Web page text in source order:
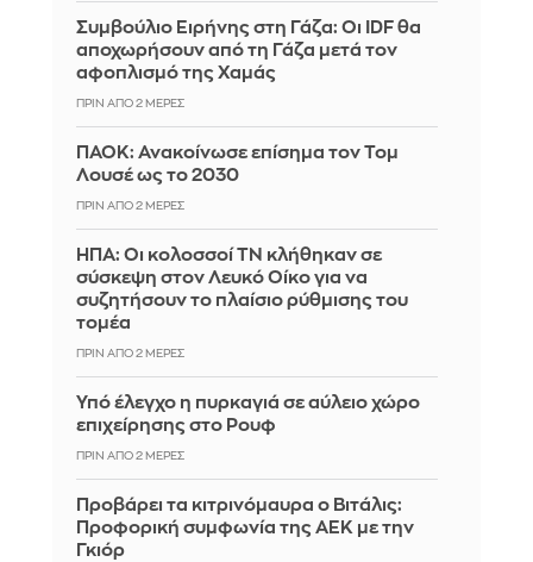
Συμβούλιο Ειρήνης στη Γάζα: Οι IDF θα
αποχωρήσουν από τη Γάζα μετά τον
αφοπλισμό της Χαμάς
ΠΡΙΝ ΑΠΌ 2 ΜΈΡΕΣ
ΠΑΟΚ: Ανακοίνωσε επίσημα τον Τομ
Λουσέ ως το 2030
ΠΡΙΝ ΑΠΌ 2 ΜΈΡΕΣ
ΗΠΑ: Οι κολοσσοί ΤΝ κλήθηκαν σε
σύσκεψη στον Λευκό Οίκο για να
συζητήσουν το πλαίσιο ρύθμισης του
τομέα
ΠΡΙΝ ΑΠΌ 2 ΜΈΡΕΣ
Υπό έλεγχο η πυρκαγιά σε αύλειο χώρο
επιχείρησης στο Ρουφ
ΠΡΙΝ ΑΠΌ 2 ΜΈΡΕΣ
Προβάρει τα κιτρινόμαυρα ο Βιτάλις:
Προφορική συμφωνία της ΑΕΚ με την
Γκιόρ